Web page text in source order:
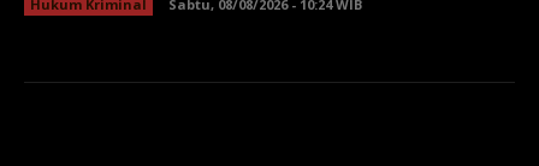
Hukum Kriminal Sabtu, 08/08/2026 - 10:24 WIB